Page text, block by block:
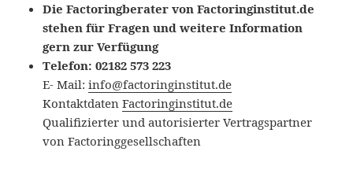
Die Factoringberater von Factoringinstitut.de
stehen für Fragen und weitere Information
gern zur Verfügung
Telefon: 02182 573 223
E- Mail:info@factoringinstitut.de
KontaktdatenFactoringinstitut.de
Qualifizierter und autorisierter Vertragspartner
von Factoringgesellschaften